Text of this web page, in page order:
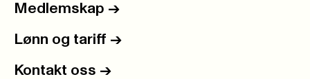
Medlemskap ->
Lønn og tariff ->
Kontakt oss ->